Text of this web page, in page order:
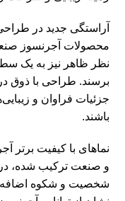
آراستگی جدید در
محصولات آجرنسوز
نظر ظاهر نیز به یک سطح
برسند. طراحی با ذوق
جزئیات فراوان و
باشند.
نماهای با کیفیت برتر
و صنعت ترکیب شده، در
شخصیت و شکوه اضافه